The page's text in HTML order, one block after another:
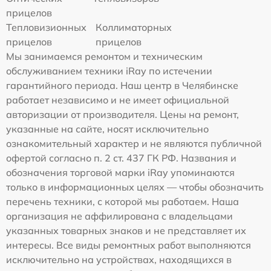
прицелов
Тепловизионных
прицелов
Коллиматорных
прицелов
Мы занимаемся ремонтом и техническим
обслуживанием техники iRay по истечении
гарантийного периода. Наш центр в Челябинске
работает независимо и не имеет официальной
авторизации от производителя. Цены на ремонт,
указанные на сайте, носят исключительно
ознакомительный характер и не являются публичной
офертой согласно п. 2 ст. 437 ГК РФ. Названия и
обозначения торговой марки iRay упоминаются
только в информационных целях — чтобы обозначить
перечень техники, с которой мы работаем. Наша
организация не аффилирована с владельцами
указанных товарных знаков и не представляет их
интересы. Все виды ремонтных работ выполняются
исключительно на устройствах, находящихся в